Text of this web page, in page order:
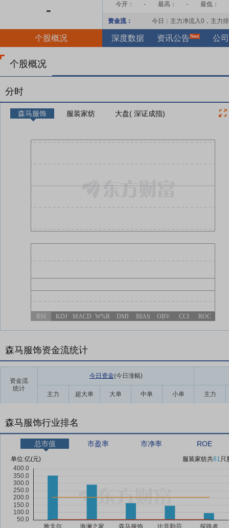
- 今开： - 最高： - 最低：
资金流： 今日：主力净流入0 ，主力
个股概况 深度数据 资讯公告 公
个股概况
分时
森马服饰 服装家纺 大盘( 深证成指)
RSI KDJ MACD W%R DMI BIAS OBV CCI ROC
森马服饰资金流统计
资金流
统计
今日资金(今日涨幅)
主力 超大单 大单 中单 小单 主力
森马服饰行业排名
总市值 市盈率 市净率 ROE
单位:亿(元) 服装家纺共61只